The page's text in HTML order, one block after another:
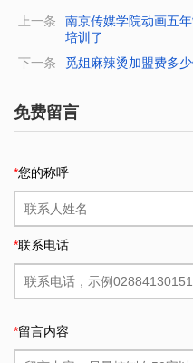
上一条
南京传媒学院动画五
培训了
下一条
觅姐麻辣烫加盟费多
免费留言
*您的称呼
*联系电话
*留言内容